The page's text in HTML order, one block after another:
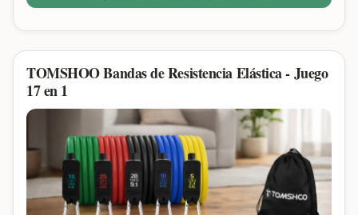
TOMSHOO Bandas de Resistencia Elástica - Juego
17 en 1